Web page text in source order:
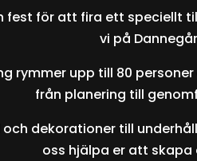
fest för att fira ett speciellt
vi på
rymmer upp till 80
från planering till
och dekorationer till
oss hjälpa er att